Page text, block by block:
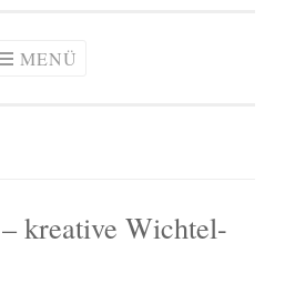
MENÜ
kreative Wichtel-